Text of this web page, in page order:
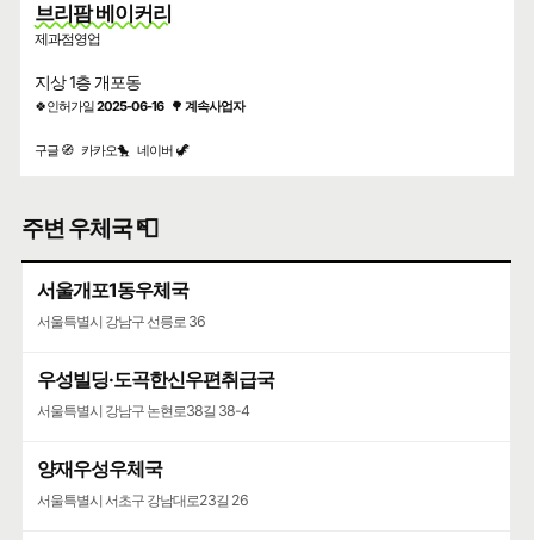
브리팜 베이커리
제과점영업
지상 1층 개포동
🍀인허가일2025-06-16 🌳 계속사업자
구글 🧭 카카오🐤 네이버 🦖
주변 우체국 📮
서울개포1동우체국
서울특별시 강남구 선릉로 36
우성빌딩·도곡한신우편취급국
서울특별시 강남구 논현로38길 38-4
양재우성우체국
서울특별시 서초구 강남대로23길 26